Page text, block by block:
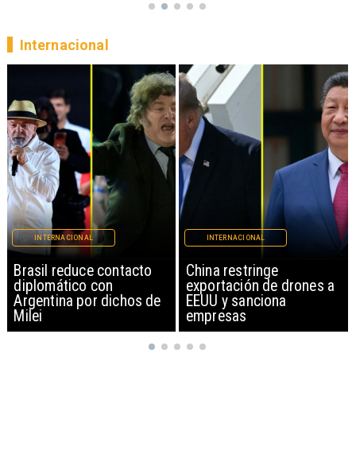
China restringe
exportación de drones a
EEUU y sanciona
empresas
INTERNACIONAL
Papa León XIV anuncia
gira por Sudamérica
INTERNACIONAL
Internacional